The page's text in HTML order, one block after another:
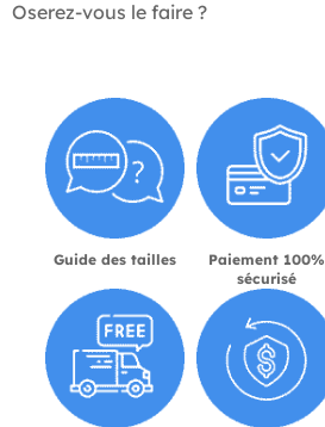
Oserez-vous le faire ?
Guide des tailles
Paiement 100%
sécurisé